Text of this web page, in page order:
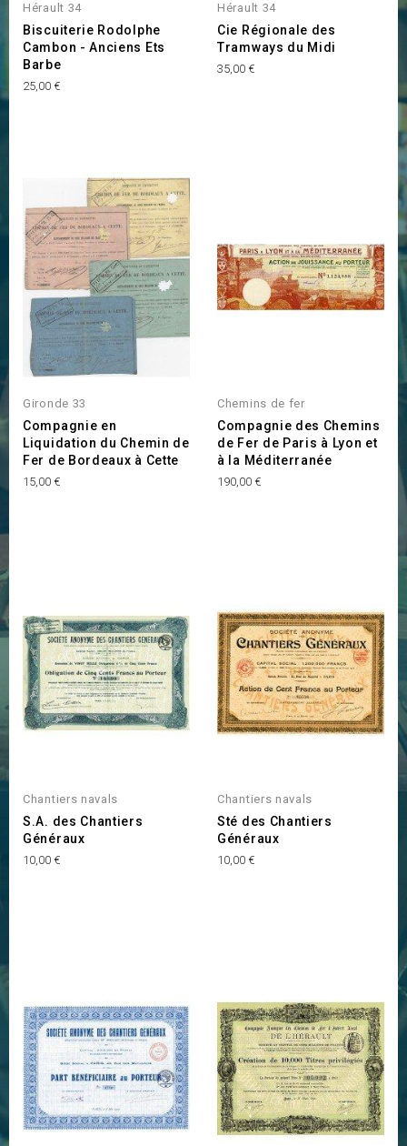
Hérault 34
Biscuiterie Rodolphe
Cambon - Anciens Ets
Barbe
Prix
25,00 €
Hérault 34
Cie Régionale des
Tramways du Midi
Prix
35,00 €
Gironde 33
Compagnie en
Liquidation du Chemin de
Fer de Bordeaux à Cette
Prix
15,00 €
Chemins de fer
Compagnie des Chemins
de Fer de Paris à Lyon et
à la Méditerranée
Prix
190,00 €
Chantiers navals
S.A. des Chantiers
Généraux
Prix
10,00 €
Chantiers navals
Sté des Chantiers
Généraux
Prix
10,00 €